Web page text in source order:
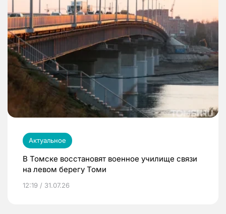
Актуальное
В Томске восстановят военное училище связи
на левом берегу Томи
12:19 / 31.07.26